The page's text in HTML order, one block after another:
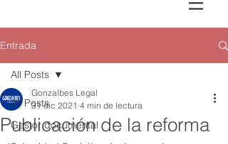
Entrada
All Posts
Gestor documental
All Posts
Publicación de la reforma
Gonzalbes Legal
31 dic 2021 4 min de lectura